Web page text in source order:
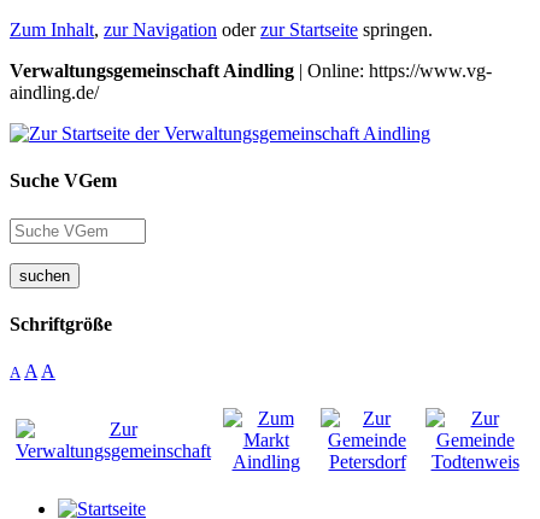
Zum Inhalt, zur Navigation oderzur Startseite springen.
Verwaltungsgemeinschaft Aindling | Online: https://www.vg-
aindling.de/
Suche VGem
suchen
Schriftgröße
A A A